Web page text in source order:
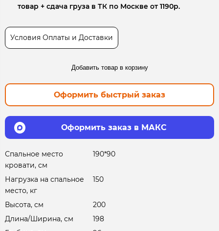
товар + сдача груза в ТК по Москве от 1190р.
Условия Оплаты и Доставки
Добавить товар в корзину
Оформить быстрый заказ
Оформить заказ в МАКС
Спальное место
кровати, см
190*90
Нагрузка на спальное
место, кг
150
Высота, см
200
Длина/Ширина, см
198